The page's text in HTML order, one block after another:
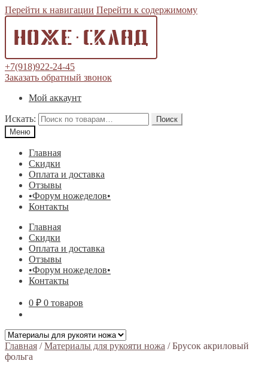
Перейти к навигации Перейти к содержимому
+7(918)922-24-45
Заказать обратный звонок
Мой аккаунт
Искать:
Поиск
Меню
Главная
Скидки
Оплата и доставка
Отзывы
•Форум ножеделов•
Контакты
Главная
Скидки
Оплата и доставка
Отзывы
•Форум ножеделов•
Контакты
0 ₽ 0 товаров
Главная /Материалы для рукояти ножа /Брусок акриловый
фольга